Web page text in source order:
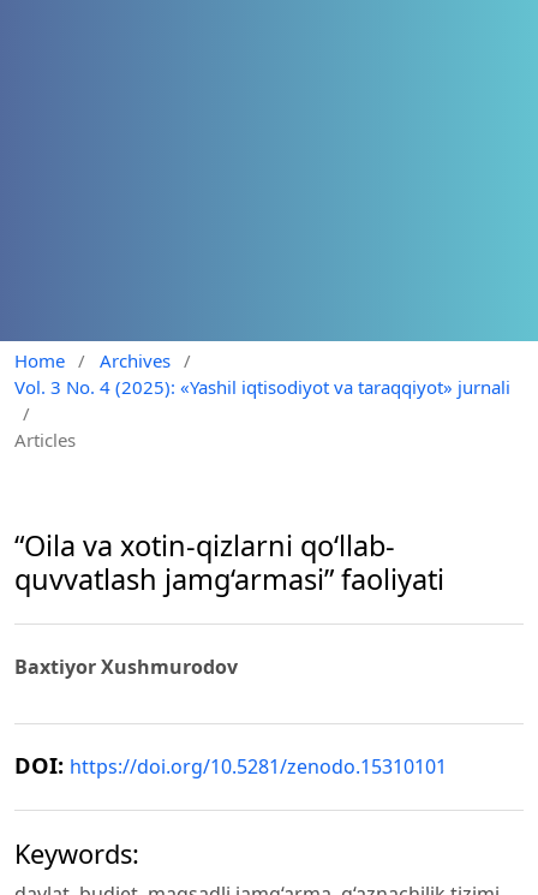
Home / Archives /
Vol. 3 No. 4 (2025): «Yashil iqtisodiyot va taraqqiyot» jurnali
/
Articles
“Oila va xotin-qizlarni qo‘llab-
quvvatlash jamg‘armasi” faoliyati
Baxtiyor Xushmurodov
DOI: https://doi.org/10.5281/zenodo.15310101
Keywords: